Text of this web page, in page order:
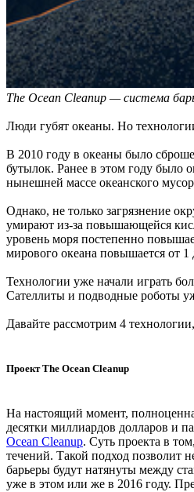
The Ocean Cleanup — система
Люди губят океаны. Но
В 2010 году в океаны было
бутылок. Ранее в этом году было
нынешней массе океанского
Однако, не только загрязнение
умирают из-за повышающейся
уровень моря постепенно
мирового океана повышается от
Технологии уже начали играть
Сателлиты и подводные роботы
Давайте рассмотрим 4
Проект The Ocean Cleanup
На настоящий момент,
десятки миллиардов долларов и
Ocean Cleanup. Суть проекта в
течений. Такой подход позволит
барьеры будут натянуты между
уже в этом или же в 2016 году.